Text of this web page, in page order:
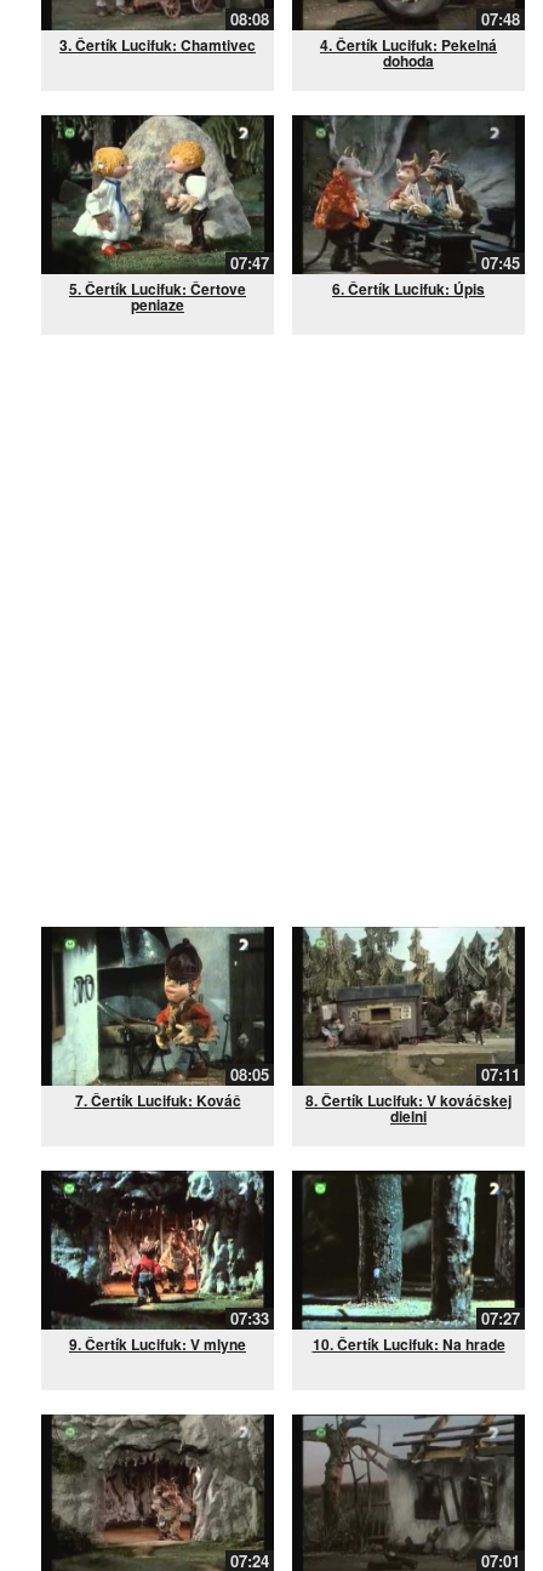
08:08
3. Čertík Lucifuk: Chamtivec
07:48
4. Čertík Lucifuk: Pekelná
dohoda
07:47
5. Čertík Lucifuk: Čertove
peniaze
07:45
6. Čertík Lucifuk: Úpis
08:05
7. Čertík Lucifuk: Kováč
07:11
8. Čertík Lucifuk: V kováčskej
dielni
07:33
9. Čertík Lucifuk: V mlyne
07:27
10. Čertík Lucifuk: Na hrade
07:24 07:01